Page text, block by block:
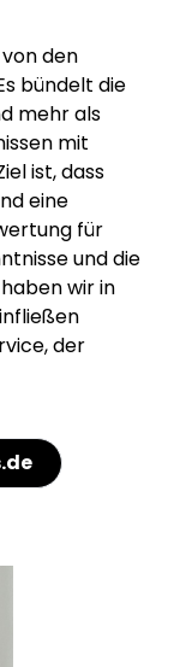
den
bündelt die
mehr als
mit
ist, dass
eine
für
und die
wir in
der